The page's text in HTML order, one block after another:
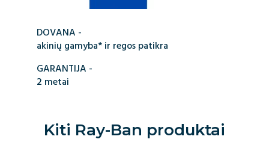
DOVANA -
akinių gamyba* ir regos patikra
GARANTIJA -
2 metai
Kiti Ray-Ban produktai